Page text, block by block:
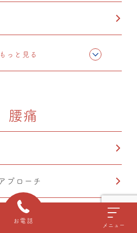
お電話
メニュー
（リリース）
もっと見る
腰痛
プローチ